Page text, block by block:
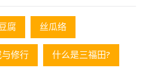
腐 丝瓜络
与修行 什么是三福田?